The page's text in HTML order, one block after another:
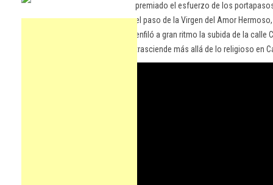
premiado el esfuerzo de los
el paso de la Virgen del Amor
enfiló a gran ritmo la subida de la calle
trasciende más allá de lo religioso en